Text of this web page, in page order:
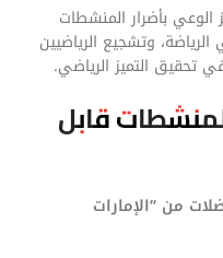
الوعي بأضرار المنشطات
وتشجيع الرياضيين
تحقيق التميز الرياضي.
قابل
من “الإمارات